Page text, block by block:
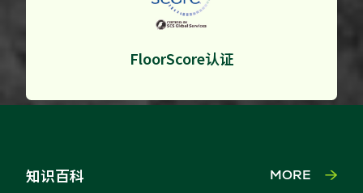
FloorScore认证
知识百科 MORE 